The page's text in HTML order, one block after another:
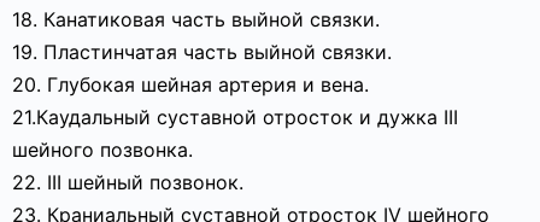
18. Канатиковая часть выйной связки.
19. Пластинчатая часть выйной связки.
20. Глубокая шейная артерия и вена.
21.Каудальный суставной отросток и дужка III
шейного позвонка.
22. III шейный позвонок.
23. Краниальный суставной отросток IV шейного